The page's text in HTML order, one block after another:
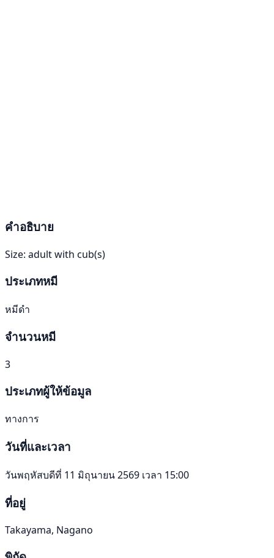
คำอธิบาย
Size: adult with cub(s)
ประเภทหมี
หมีดำ
จำนวนหมี
3
ประเภทผู้ให้ข้อมูล
ทางการ
วันที่และเวลา
วันพฤหัสบดีที่ 11 มิถุนายน 2569 เวลา 15:00
ที่อยู่
Takayama, Nagano